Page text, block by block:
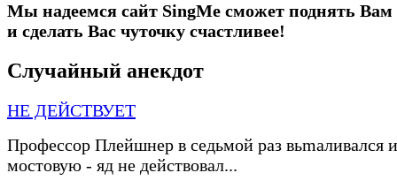
Мы надеемся сайт SingMe сможет поднять Вам
и сделать Вас чуточку счастливее!
Случайный анекдот
НЕ ДЕЙСТВУЕТ
Профессор Плейшнер в седьмой раз вьmаливался
мостовую - яд не действовал...